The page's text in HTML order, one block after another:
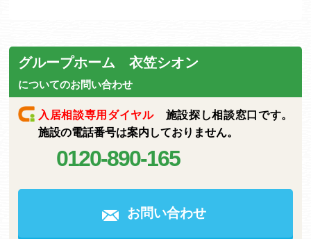
グループホーム 衣笠シオン
についてのお問い合わせ
入居相談専用ダイヤル施設探し相談窓口です。
施設の電話番号は案内しておりません。
0120-890-165
お問い合わせ